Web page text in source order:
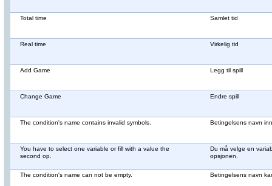
Total time Samlet tid
Real time Virkelig tid
Add Game Legg til spill
Change Game Endre spill
The condition's name contains invalid symbols. Betingelsens navn
You have to select one variable or fill with a value the
second op.
Du må velge en
opsjonen.
The condition's name can not be empty. Betingelsens navn